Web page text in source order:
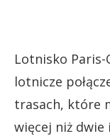
Lotnisko Paris-
lotnicze
trasach, które
więcej niż dwie